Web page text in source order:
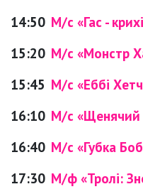
14:50 М/с «Гас -
15:20 М/с «Монстр
15:45 М/с «Еббі
16:10 М/с «Щенячий
16:40 М/с «Губка
17:30 М/ф «Тролі: